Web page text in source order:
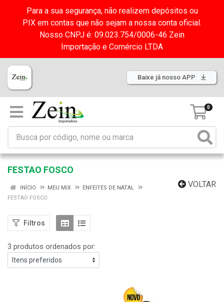
Para a sua segurança, não realizem depósitos ou
PIX em contas que não sejam a nossa conta oficial.
Nosso CNPJ é: 09.023.754/0006-46 Zein
Importação e Comércio LTDA
Baixe já nosso APP
0
FESTAO FOSCO
VOLTAR
INÍCIO MEU MIX
ENFEITES DE NATAL
FESTAO FOSCO
Filtros
3 produtos ordenados por: